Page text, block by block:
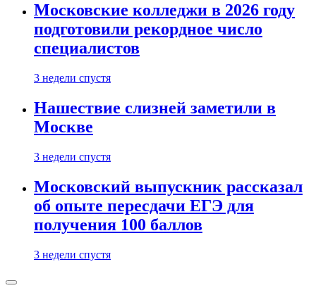
Московские колледжи в 2026 году
подготовили рекордное число
специалистов
3 недели спустя
Нашествие слизней заметили в
Москве
3 недели спустя
Московский выпускник рассказал
об опыте пересдачи ЕГЭ для
получения 100 баллов
3 недели спустя